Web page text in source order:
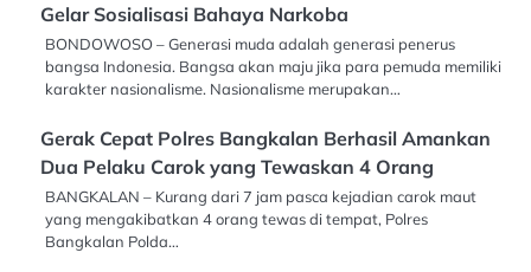
Gelar Sosialisasi Bahaya Narkoba
BONDOWOSO – Generasi muda adalah generasi penerus
bangsa Indonesia. Bangsa akan maju jika para pemuda memiliki
karakter nasionalisme. Nasionalisme merupakan…
Gerak Cepat Polres Bangkalan Berhasil Amankan
Dua Pelaku Carok yang Tewaskan 4 Orang
BANGKALAN – Kurang dari 7 jam pasca kejadian carok maut
yang mengakibatkan 4 orang tewas di tempat, Polres
Bangkalan Polda…